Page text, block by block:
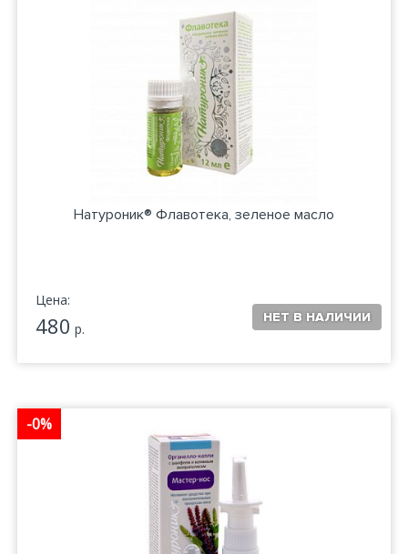
Натуроник® Флавотека, зеленое масло
Цена:
480 р.
-0%